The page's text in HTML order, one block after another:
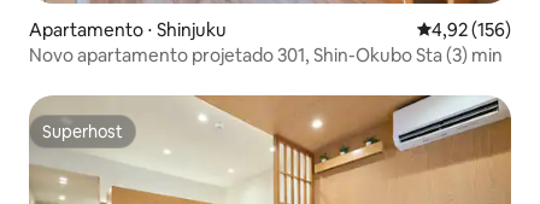
Apartamento ⋅ Shinjuku 4,92 de uma
4,92 (156)
Novo apartamento projetado 301, Shin-Okubo Sta (3) min
Superhost
Superhost